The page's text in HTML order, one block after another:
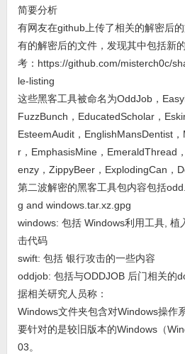
简要分析
有网友在github上传了相关的解密后
有的解密后的文件，发现其中包括新
考：https://github.com/misterch0c/
le-listing
这些黑客工具被命名为OddJob，
FuzzBunch，EducatedScholar，
EsteemAudit，EnglishMansDentist
r，EmphasisMine，EmeraldThread
enzy，ZippyBeer，ExplodingCan，
第二波解密的黑客工具包内容包括
g and windows.tar.xz.gpg
windows: 包括 Windows利用工具, 植
击代码
swift: 包括 银行攻击的一些内容
oddjob: 包括与ODDJOB 后门相关的
据相关研究人员称：
Windows文件夹包含对Windows操作
要针对的是较旧版本的Windows（
03。